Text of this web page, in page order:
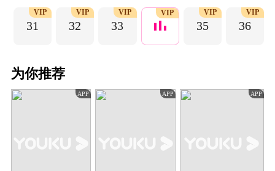
31
VIP
32
VIP
33
VIP VIP
35
VIP
36
VIP
为你推荐
APP APP APP